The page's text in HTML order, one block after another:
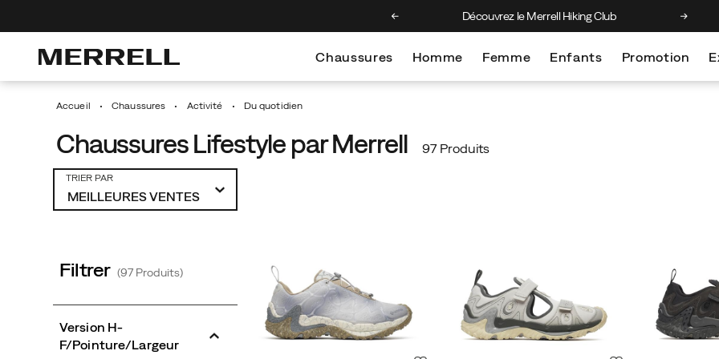
Découvrez le Merrell Hiking Club
Chaussures Homme Femme Enfants Promotion
Accueil Chaussures Activité Du quotidien
Chaussures Lifestyle par Merrell 97 Produits
TRIER PAR
Filtrer (97 Produits)
Version H-
F/Pointure/Largeur